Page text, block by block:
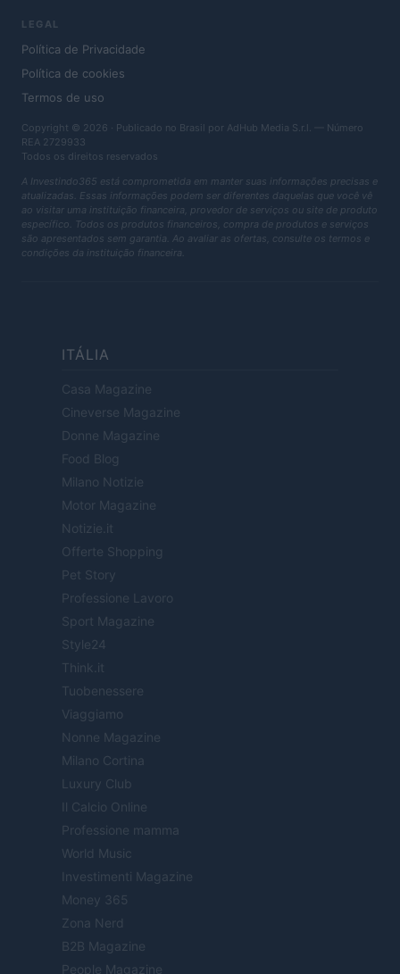
LEGAL
Política de Privacidade
Política de cookies
Termos de uso
Copyright © 2026 · Publicado no Brasil por AdHub Media S.r.l. — Número
REA 2729933
Todos os direitos reservados
A Investindo365 está comprometida em manter suas informações precisas e
atualizadas. Essas informações podem ser diferentes daquelas que você vê
ao visitar uma instituição financeira, provedor de serviços ou site de produto
específico. Todos os produtos financeiros, compra de produtos e serviços
são apresentados sem garantia. Ao avaliar as ofertas, consulte os termos e
condições da instituição financeira.
ITÁLIA
Casa Magazine
Cineverse Magazine
Donne Magazine
Food Blog
Milano Notizie
Motor Magazine
Notizie.it
Offerte Shopping
Pet Story
Professione Lavoro
Sport Magazine
Style24
Think.it
Tuobenessere
Viaggiamo
Nonne Magazine
Milano Cortina
Luxury Club
Il Calcio Online
Professione mamma
World Music
Investimenti Magazine
Money 365
Zona Nerd
B2B Magazine
People Magazine